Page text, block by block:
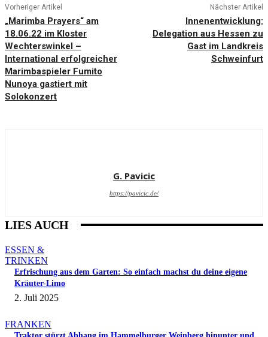
Vorheriger Artikel
„Marimba Prayers“ am
18.06.22 im Kloster
Wechterswinkel –
International erfolgreicher
Marimbaspieler Fumito
Nunoya gastiert mit
Solokonzert
Nächster Artikel
Innenentwicklung:
Delegation aus Hessen zu
Gast im Landkreis
Schweinfurt
G. Pavicic
https://pavicic.de/
LIES AUCH
ESSEN &
TRINKEN
Erfrischung aus dem Garten: So einfach machst du deine eigene
Kräuter-Limo
2. Juli 2025
FRANKEN